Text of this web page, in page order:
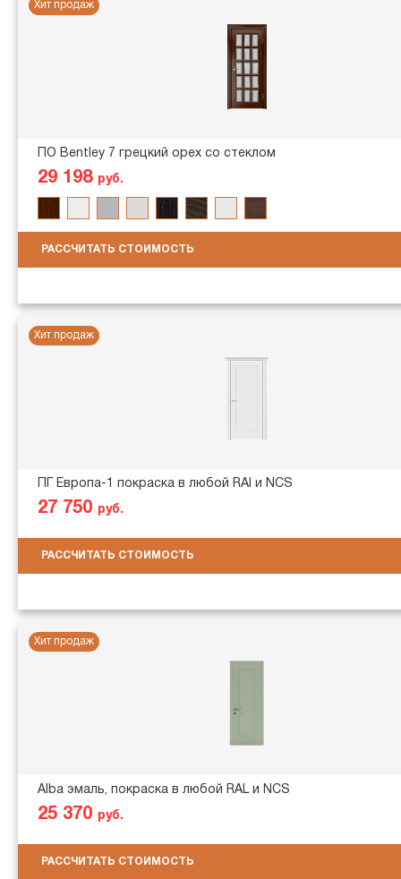
Хит продаж
ПО Bentley 7 грецкий орех со стеклом
29 198 руб.
РАССЧИТАТЬ СТОИМОСТЬ
Хит продаж
ПГ Европа-1 покраска в любой RAl и NCS
27 750 руб.
РАССЧИТАТЬ СТОИМОСТЬ
Хит продаж
Alba эмаль, покраска в любой RAL и NCS
25 370 руб.
РАССЧИТАТЬ СТОИМОСТЬ